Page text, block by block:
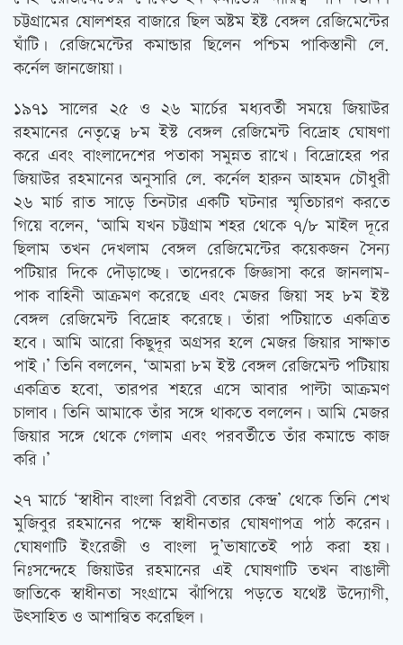
চট্টগ্রামের ষোলশহর বাজারে ছিল অষ্টম ইষ্ট বেঙ্গল রেজিমেন্টের
ঘাঁটি। রেজিমেন্টের কমান্ডার ছিলেন পশ্চিম পাকিস্তানী লে.
কর্নেল জানজোয়া।
১৯৭১ সালের ২৫ ও ২৬ মার্চের মধ্যবর্তী সময়ে জিয়াউর
রহমানের নেতৃত্বে ৮ম ইস্ট বেঙ্গল রেজিমেন্ট বিদ্রোহ ঘোষণা
করে এবং বাংলাদেশের পতাকা সমুন্নত রাখে। বিদ্রোহের পর
জিয়াউর রহমানের অনুসারি লে. কর্নেল হারুন আহমদ চৌধুরী
২৬ মার্চ রাত সাড়ে তিনটার একটি ঘটনার স্মৃতিচারণ করতে
গিয়ে বলেন, ‘আমি যখন চট্টগ্রাম শহর থেকে ৭/৮ মাইল দূরে
ছিলাম তখন দেখলাম বেঙ্গল রেজিমেন্টের কয়েকজন সৈন্য
পটিয়ার দিকে দৌড়াচ্ছে। তাদেরকে জিজ্ঞাসা করে জানলাম-
পাক বাহিনী আক্রমণ করেছে এবং মেজর জিয়া সহ ৮ম ইস্ট
বেঙ্গল রেজিমেন্ট বিদ্রোহ করেছে। তাঁরা পটিয়াতে একত্রিত
হবে। আমি আরো কিছুদূর অগ্রসর হলে মেজর জিয়ার সাক্ষাত
পাই।’ তিনি বললেন, ‘আমরা ৮ম ইস্ট বেঙ্গল রেজিমেন্ট পটিয়ায়
একত্রিত হবো, তারপর শহরে এসে আবার পাল্টা আক্রমণ
চালাব। তিনি আমাকে তাঁর সঙ্গে থাকতে বললেন। আমি মেজর
জিয়ার সঙ্গে থেকে গেলাম এবং পরবর্তীতে তাঁর কমান্ডে কাজ
করি।’
২৭ মার্চে ‘স্বাধীন বাংলা বিপ্লবী বেতার কেন্দ্র’ থেকে তিনি শেখ
মুজিবুর রহমানের পক্ষে স্বাধীনতার ঘোষণাপত্র পাঠ করেন।
ঘোষণাটি ইংরেজী ও বাংলা দু’ভাষাতেই পাঠ করা হয়।
নিঃসন্দেহে জিয়াউর রহমানের এই ঘোষণাটি তখন বাঙালী
জাতিকে স্বাধীনতা সংগ্রামে ঝাঁপিয়ে পড়তে যথেষ্ট উদ্যোগী,
উত্‍সাহিত ও আশান্বিত করেছিল।